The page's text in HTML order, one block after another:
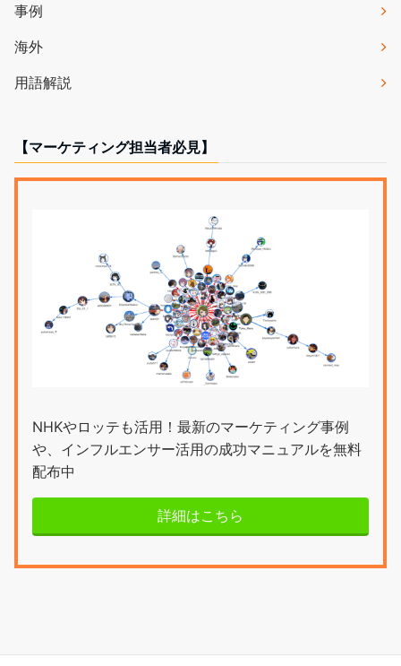
事例
海外
用語解説
【マーケティング担当者必見】
NHKやロッテも活用！最新のマーケティング事例
や、インフルエンサー活用の成功マニュアルを無料
配布中
詳細はこちら